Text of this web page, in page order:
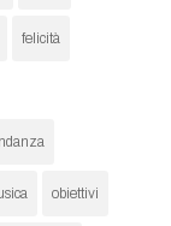
felicità
obiettivi